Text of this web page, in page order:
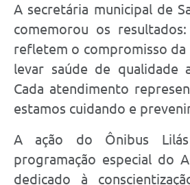
A secretária municipal de
comemorou os
refletem o compromisso da
levar saúde de qualidade
Cada atendimento
estamos cuidando e
A ação do Ônibus
programação especial do
dedicado à